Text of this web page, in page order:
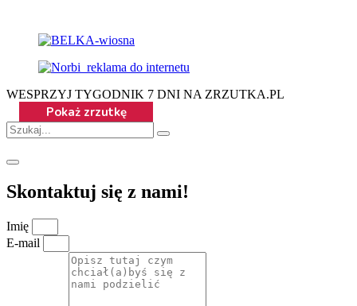
WESPRZYJ TYGODNIK 7 DNI NA ZRZUTKA.PL
Skontaktuj się z nami!
Imię
E-mail